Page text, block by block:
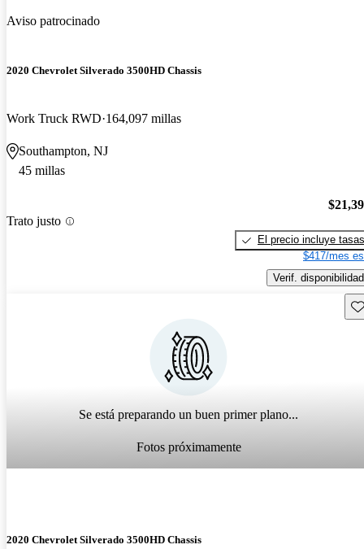
Aviso patrocinado
2020 Chevrolet Silverado 3500HD Chassis
Work Truck RWD 164,097 millas
Southampton, NJ
45 millas
Trato justo
El precio incluye tasas
$417/mes
Verif. disponibilidad
Se está preparando un buen primer plano...
Fotos próximamente
2020 Chevrolet Silverado 3500HD Chassis